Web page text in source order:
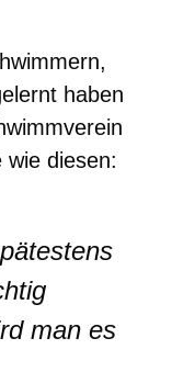
haben
diesen:
man es